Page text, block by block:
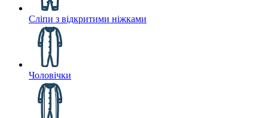
Сліпи з відкритими ніжками
Чоловічки